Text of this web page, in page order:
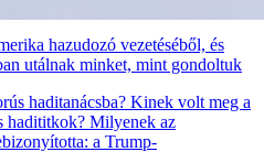
hazudozó vezetéséből, és
utálnak minket, mint gondoltuk
haditanácsba? Kinek volt meg a
hadititkok? Milyenek az
a Trump-